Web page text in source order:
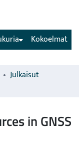
Kokoelmat
Julkaisut
in GNSS